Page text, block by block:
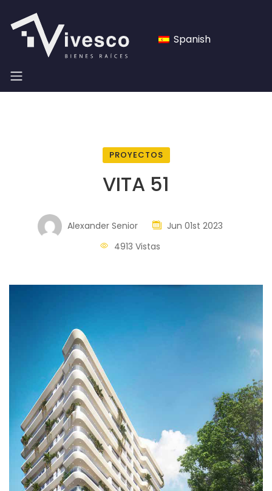
Spanish
PROYECTOS
VITA 51
Alexander Senior
Jun 01st 2023
4913 Vistas